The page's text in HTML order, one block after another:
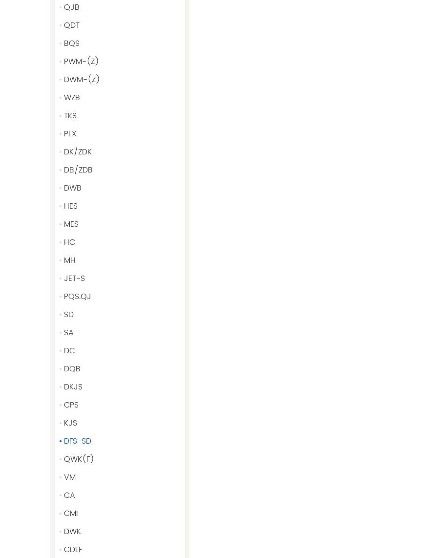
QJB
QDT
BQS
PWM-(Z)
DWM-(Z)
WZB
TKS
PLX
DK/ZDK
DB/ZDB
DWB
HES
MES
HC
MH
JET-S
PQS.QJ
SD
SA
DC
DQB
DKJS
CPS
KJS
DFS-SD
QWK(F)
VM
CA
CMI
DWK
CDLF